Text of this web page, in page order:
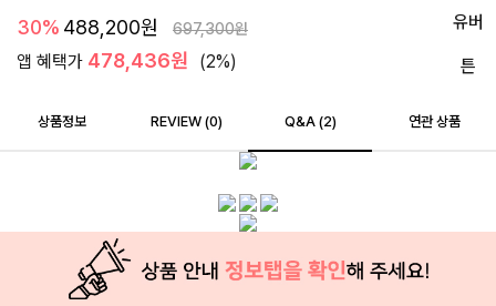
30% 488,200원 697,300원
앱 혜택가 478,436원 (2%)
상품정보 REVIEW (0) Q&A (2) 연관 상품